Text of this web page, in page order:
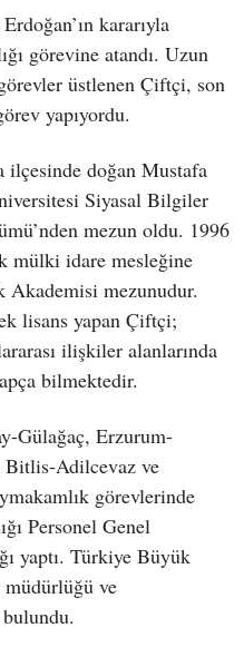
kararıyla
görevine atandı. Uzun
üstlenen Çiftçi, son
yapıyordu.
ilçesinde doğan Mustafa
Siyasal Bilgiler
mezun oldu. 1996
mülki idare mesleğine
mezunudur.
lisans yapan Çiftçi;
ilişkiler alanlarında
bilmektedir.
Gülağaç, Erzurum-
Bitlis-Adilcevaz ve
görevlerinde
Personel Genel
yaptı. Türkiye Büyük
ve